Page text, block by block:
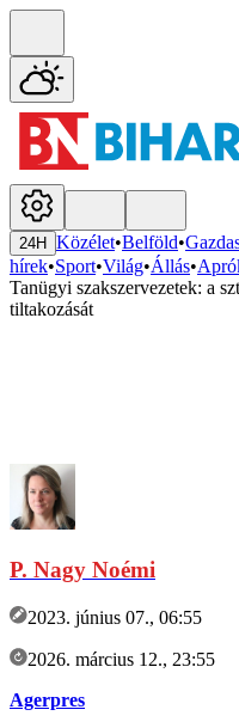
24H Közélet•Belföld•
hírek•Sport•Világ•Állás•
Tanügyi szakszervezetek: a
tiltakozását
P. Nagy Noémi
2023. június 07., 06:55
2026. március 12., 23:55
Agerpres